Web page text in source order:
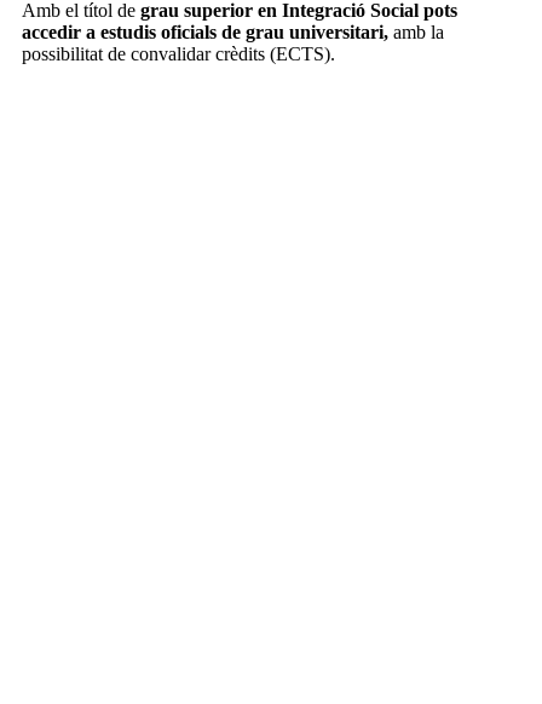
Amb el títol de grau superior en Integració Social pots
accedir a estudis oficials de grau universitari, amb la
possibilitat de convalidar crèdits (ECTS).